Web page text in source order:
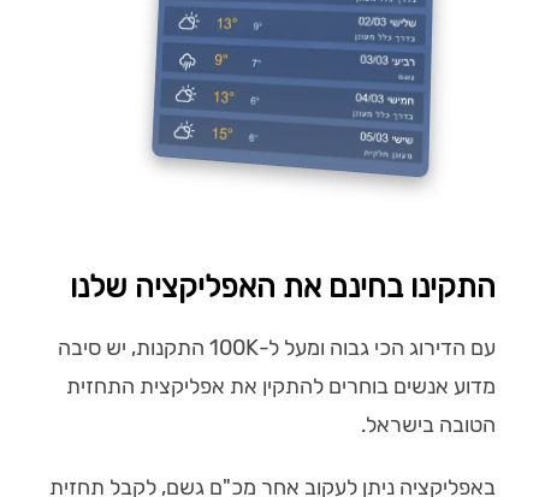
התקינו בחינם את האפליקציה שלנו
עם הדירוג הכי גבוה ומעל ל-100K התקנות, יש סיבה
מדוע אנשים בוחרים להתקין את אפליקצית התחזית
הטובה בישראל.
באפליקציה ניתן לעקוב אחר מכ"ם גשם, לקבל תחזית